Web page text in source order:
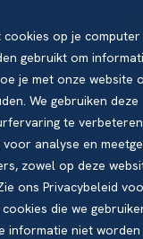
op je computer
gebruikt om
je met onze website
We gebruiken deze
te
analyse en
zowel op deze
ons Privacybeleid
die we
informatie niet worden